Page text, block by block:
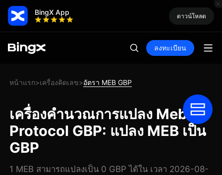
BingX App ดาวน์โหลด
ลงทะเบียน
หน้าแรก>เครื่องคิดเลข>อัตรา MEB GBP
เครื่องคำนวณการแปลง Meblox
Protocol GBP: แปลง MEB เป็น
GBP
1 MEB สามารถแปลงเป็น 0 GBP ได้ใน เวลา 2026-08-